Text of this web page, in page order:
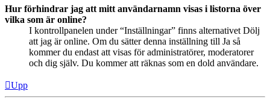
Hur förhindrar jag att mitt användarnamn visas i listorna över
vilka som är online?
I kontrollpanelen under “Inställningar” finns alternativet Dölj
att jag är online. Om du sätter denna inställning till Ja så
kommer du endast att visas för administratörer, moderatorer
och dig själv. Du kommer att räknas som en dold användare.
Upp